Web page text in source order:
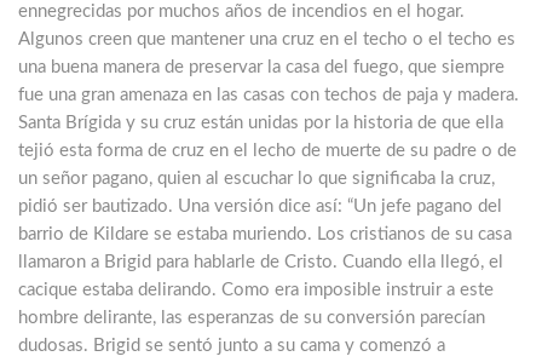
ennegrecidas por muchos años de incendios en el hogar.
Algunos creen que mantener una cruz en el techo o el techo es
una buena manera de preservar la casa del fuego, que siempre
fue una gran amenaza en las casas con techos de paja y madera.
Santa Brígida y su cruz están unidas por la historia de que ella
tejió esta forma de cruz en el lecho de muerte de su padre o de
un señor pagano, quien al escuchar lo que significaba la cruz,
pidió ser bautizado. Una versión dice así: “Un jefe pagano del
barrio de Kildare se estaba muriendo. Los cristianos de su casa
llamaron a Brigid para hablarle de Cristo. Cuando ella llegó, el
cacique estaba delirando. Como era imposible instruir a este
hombre delirante, las esperanzas de su conversión parecían
dudosas. Brigid se sentó junto a su cama y comenzó a